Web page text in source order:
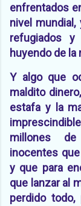
enfrentados
nivel
refugiados
huyendo de la
Y algo que
maldito
estafa y la
millones de
inocentes
y que para
que lanzar al
perdido